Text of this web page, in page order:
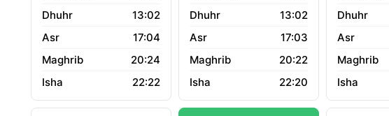
13:02
17:04
20:24
22:22
13:02
17:03
20:22
22:20